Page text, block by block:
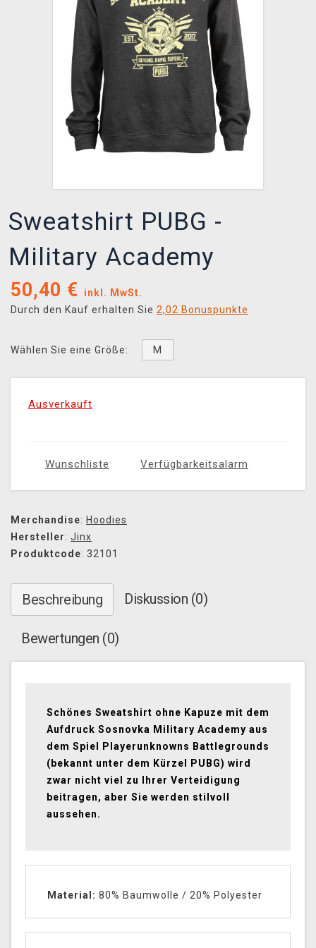
XZONE CLUB
Sweatshirt PUBG -
Military Academy
50,40 €
inkl. MwSt.
Durch den Kauf erhalten Sie 2,02 Bonuspunkte
Wählen Sie eine Größe: M
Ausverkauft
Wunschliste Verfügbarkeitsalarm
Merchandise: Hoodies
Hersteller: Jinx
Produktcode: 32101
Beschreibung Diskussion (0)
Bewertungen (0)
Schönes Sweatshirt ohne Kapuze mit dem
Aufdruck Sosnovka Military Academy aus
dem Spiel Playerunknowns Battlegrounds
(bekannt unter dem Kürzel PUBG) wird
zwar nicht viel zu Ihrer Verteidigung
beitragen, aber Sie werden stilvoll
aussehen.
Material: 80% Baumwolle / 20% Polyester